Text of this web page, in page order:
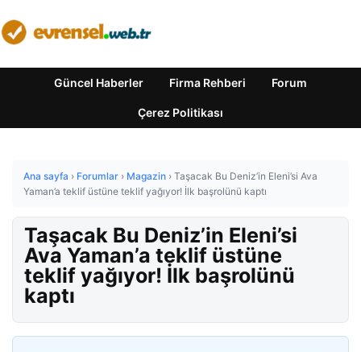
Güncel Haberler Firma Rehberi Forum
Çerez Politikası
Ana sayfa › Forumlar › Magazin › Taşacak Bu Deniz’in Eleni’si Ava
Yaman’a teklif üstüne teklif yağıyor! İlk başrolünü kaptı
Taşacak Bu Deniz’in Eleni’si
Ava Yaman’a teklif üstüne
teklif yağıyor! İlk başrolünü
kaptı